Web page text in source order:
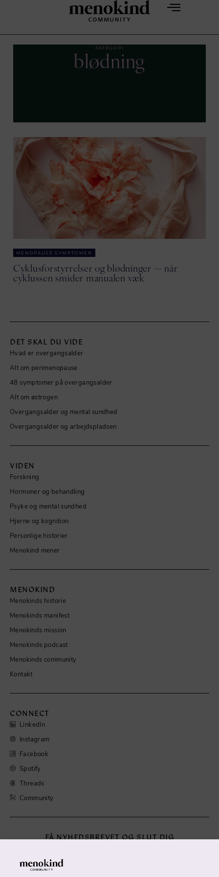
KATEGORI
blødning
MENOPAUSE SYMPTOMER
Cyklusforstyrrelser og blødninger — når
cyklussen smider manualen væk
DET SKAL DU VIDE
Hvad er overgangsalder
Alt om perimenopause
48 symptomer på overgangsalder
Alt om østrogen
Overgangsalder og mental sundhed
Overgangsalder og arbejdspladsen
VIDEN
Forskning
Hormoner og behandling
Psyke og mental sundhed
Hjerne og kognition
Personlige historier
Menokind mener
MENOKIND
Menokinds historie
Menokinds manifest
Menokinds mission
Menokinds podcast
Menokinds community
Kontakt
CONNECT
LinkedIn
Instagram
Facebook
Spotify
Threads
Community
FÅ NYHEDSBREVET OG SLUT DIG
Menokinds nyhedsbrev inspirerer dig til at drage omsorg
for dig selv i årene, der mest af alt kan føles som en